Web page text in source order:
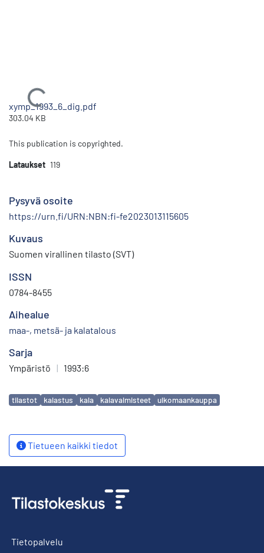
Ladataan...
xymp_1993_6_dig.pdf
303.04 KB
This publication is copyrighted.
Lataukset 119
Pysyvä osoite
https://urn.fi/URN:NBN:fi-fe2023013115605
Kuvaus
Suomen virallinen tilasto (SVT)
ISSN
0784-8455
Aihealue
maa-, metsä- ja kalatalous
Sarja
Ympäristö | 1993:6
Avainsanat
tilastot kalastus kala kalavalmisteet ulkomaankauppa
Tietueen kaikki tiedot
Tietopalvelu